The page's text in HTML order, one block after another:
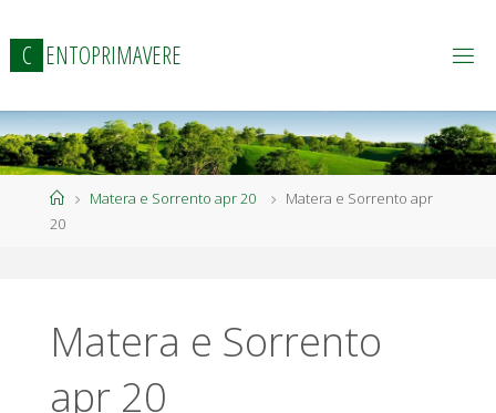
al
contenuto
C ENTOPRIMAVERE
HomeMatera e Sorrento apr 20
Matera e Sorrento apr
20
Matera e Sorrento
apr 20